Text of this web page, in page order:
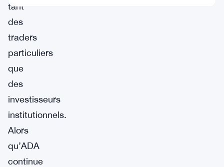
tant
des
traders
particuliers
que
des
investisseurs
institutionnels.
Alors
qu’ADA
continue